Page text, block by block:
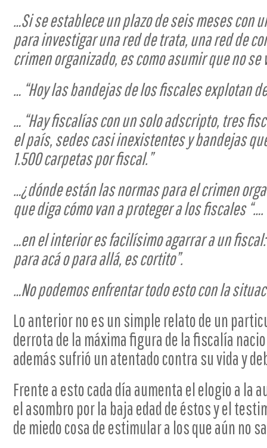
…Si se establece un plazo de seis meses con
para investigar una red de trata, una red de
crimen organizado, es como asumir que no se
… “Hoy las bandejas de los fiscales explotan
… “Hay fiscalías con un solo adscripto, tres
el país, sedes casi inexistentes y bandejas
1.500 carpetas por fiscal.”
…¿dónde están las normas para el crimen
que diga cómo van a proteger a los fiscales “….
…en el interior es facilísimo agarrar a un
para acá o para allá, es cortito”.
…No podemos enfrentar todo esto con la
Lo anterior no es un simple relato de un
derrota de la máxima figura de la fiscalía
además sufrió un atentado contra su vida y
Frente a esto cada día aumenta el elogio a la
el asombro por la baja edad de éstos y el
de miedo cosa de estimular a los que aún no